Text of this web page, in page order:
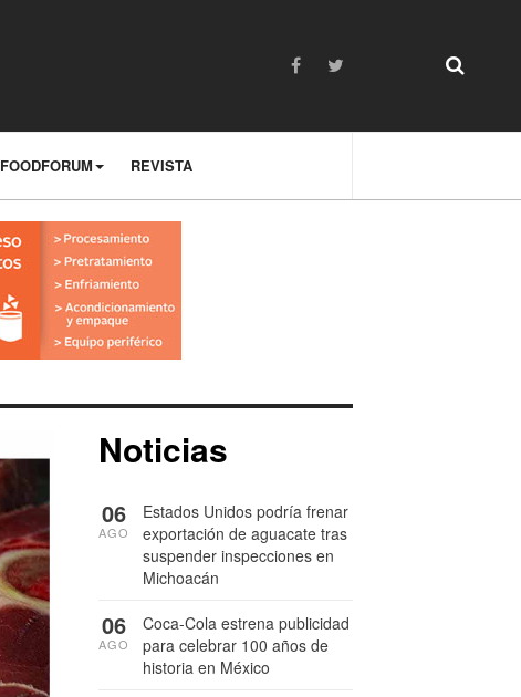
FOODFORUM REVISTA
Noticias
Estados Unidos podría frenar
exportación de aguacate tras
suspender inspecciones en
Michoacán
06
AGO
Coca-Cola estrena publicidad
para celebrar 100 años de
historia en México
06
AGO